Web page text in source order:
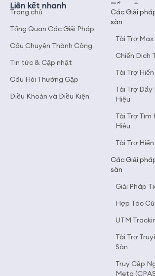
Liên kết nhanh
Trang chủ
Tổng Quan Các Giải Pháp
Câu Chuyện Thành Công
Tin tức & Cập nhật
Câu Hỏi Thường Gặp
Điều Khoản và Điều Kiện
Tổng Quan
Các Giải
sàn
Tài Trợ Max
Chiến Dịch
Tài Trợ
Tài Trợ Đẩy
Hiệu
Tài Trợ Tìm
Hiệu
Tài Trợ
Các Giải
sàn
Giải Pháp
Hợp Tác
UTM
Tài Trợ
Sàn
Truy Cập
Meta